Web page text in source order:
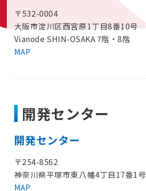
〒532-0004
大阪市淀川区西宮原1丁目8番10号
Vianode SHIN-OSAKA 7階・8階
MAP
開発センター
開発センター
〒254-8562
神奈川県平塚市東八幡4丁目17番1号
MAP